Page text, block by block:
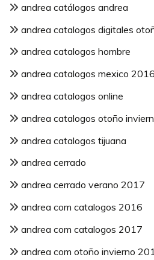
andrea catálogos andrea
andrea catalogos digitales
andrea catalogos hombre
andrea catalogos mexico 2016
andrea catalogos online
andrea catalogos otoño
andrea catalogos tijuana
andrea cerrado
andrea cerrado verano 2017
andrea com catalogos 2016
andrea com catalogos 2017
andrea com otoño invierno